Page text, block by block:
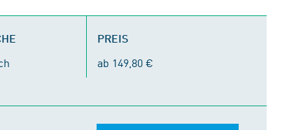
PREIS
ab 149,80 €